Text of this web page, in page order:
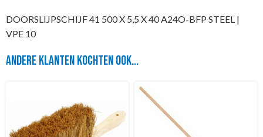
DOORSLIJPSCHIJF 41 500 X 5,5 X 40 A24O-BFP STEEL |
VPE 10
Andere klanten kochten ook...